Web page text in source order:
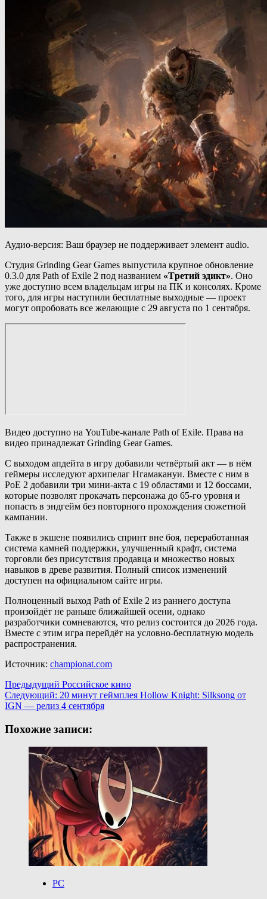
Аудио-версия: Ваш браузер не поддерживает элемент audio.
Студия Grinding Gear Games выпустила крупное обновление
0.3.0 для Path of Exile 2 под названием «Tретий эдикт». Оно
уже доступно всем владельцам игры на ПК и консолях. Кроме
того, для игры наступили бесплатные выходные — проект
могут опробовать все желающие с 29 августа по 1 сентября.
Видео доступно на YouTube-канале Path of Exile. Права на
видео принадлежат Grinding Gear Games.
С выходом апдейта в игру добавили четвёртый акт — в нём
геймеры исследуют архипелаг Нгамакануи. Вместе с ним в
PoE 2 добавили три мини-акта с 19 областями и 12 боссами,
которые позволят прокачать персонажа до 65-го уровня и
попасть в эндгейм без повторного прохождения сюжетной
кампании.
Также в экшене появились спринт вне боя, переработанная
система камней поддержки, улучшенный крафт, система
торговли без присутствия продавца и множество новых
навыков в древе развития. Полный список изменений
доступен на официальном сайте игры.
Полноценный выход Path of Exile 2 из раннего доступа
произойдёт не раньше ближайшей осени, однако
разработчики сомневаются, что релиз состоится до 2026 года.
Вместе с этим игра перейдёт на условно-бесплатную модель
распространения.
Источник: championat.com
Навигация
записи
Предыдущий Российское кино
Следующий: 20 минут геймплея Hollow Knight: Silksong от
IGN — релиз 4 сентября
Похожие записи:
PC